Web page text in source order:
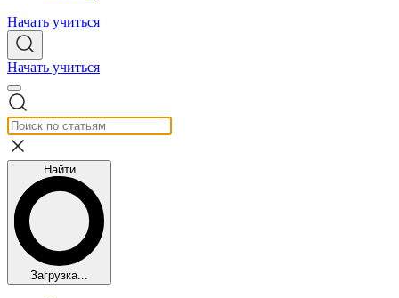
Начать учиться
Начать учиться
Найти
Загрузка...